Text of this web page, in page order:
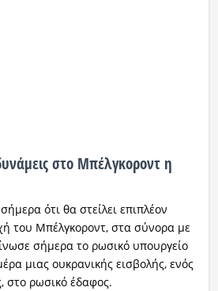
στο Μπέλγκοροντ η
ότι θα στείλει επιπλέον
του Μπέλγκοροντ, στα σύνορα με
σήμερα το ρωσικό υπουργείο
μιας ουκρανικής εισβολής, ενός
στο ρωσικό έδαφος.